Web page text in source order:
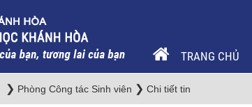
TRANG CHỦ
❯ Phòng Công tác Sinh viên ❯ Chi tiết tin